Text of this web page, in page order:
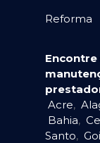
Reforma
Acre,
Bahia,
Santo,